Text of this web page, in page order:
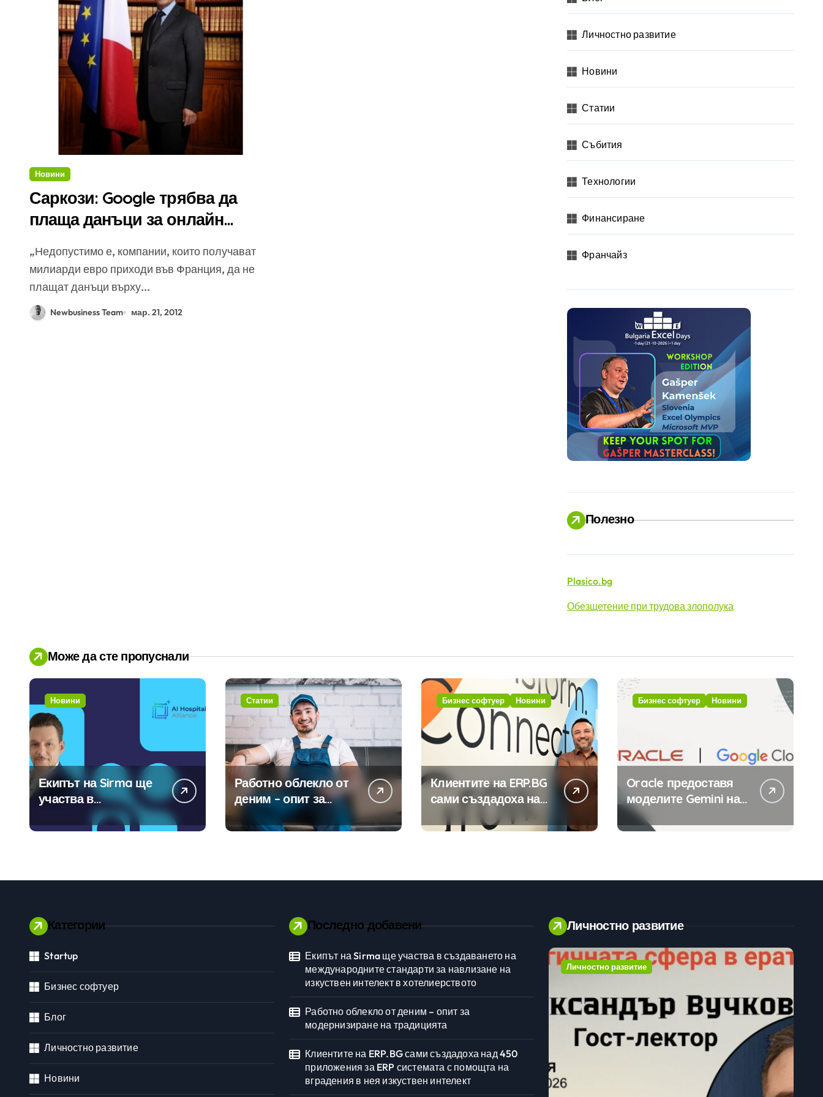
Новини
Саркози: Google трябва да
плаща данъци за онлайн
„Недопустимо е, компании, които получават
милиарди евро приходи във Франция, да не
плащат данъци върху...
Newbusiness Team мар. 21, 2012
Личностно развитие
Новини
Статии
Събития
Технологии
Финансиране
Франчайз
Полезно
Plasico.bg
Обезщетение при трудова злополука
Може да сте пропуснали
Новини
Екипът на Sirma ще
участва в
създаването на
международните
изкуствен интелект в
Статии
Работно облекло от
деним – опит за
модернизиране на
традицията
Бизнес софтуер Новини
Клиентите на ERP.BG
сами създадоха над
ERP системата с
изкуствен интелект
Бизнес софтуер Новини
Oracle предоставя
моделите Gemini на
Google на хиляди
клиенти на бизнес
Категории
Startup
Бизнес софтуер
Блог
Личностно развитие
Новини
Последно добавени
Екипът на Sirma ще участва в създаването на
международните стандарти за навлизане на
изкуствен интелект в хотелиерството
Работно облекло от деним – опит за
модернизиране на традицията
Клиентите на ERP.BG сами създадоха над 450
приложения за ERP системата с помощта на
вградения в нея изкуствен интелект
Личностно развитие
Личностно развитие Личностно развитие